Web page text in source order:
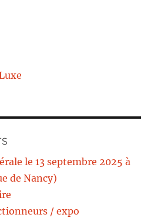
le 13 septembre 2025 à
de Nancy)
/ expo